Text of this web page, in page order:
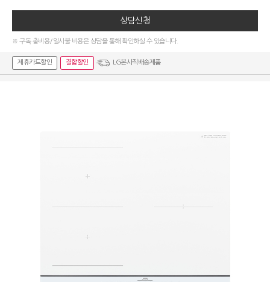
상담신청
※ 구독 총비용/일시불 비용은 상담을 통해 확인하실 수 있습니다.
제휴카드할인 결합할인 LG본사직배송제품